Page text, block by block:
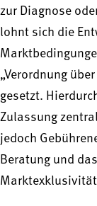
zur Diagnose
lohnt sich die
„Verordnung
gesetzt.
Zulassung
jedoch
Beratung und